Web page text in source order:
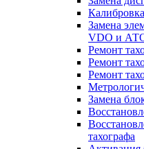
Замена
VDO и
Ремонт
Ремонт
Ремонт
Замена
тахографа